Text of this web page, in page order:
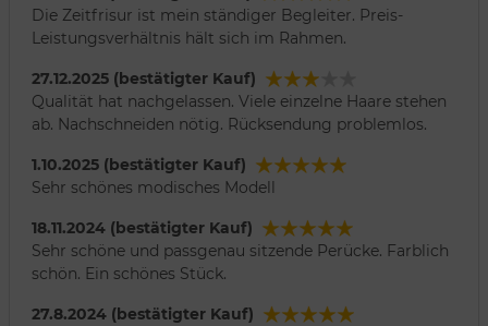
Die Zeitfrisur ist mein ständiger Begleiter. Preis-
Leistungsverhältnis hält sich im Rahmen.
27.12.2025 (bestätigter Kauf)
Qualität hat nachgelassen. Viele einzelne Haare stehen
ab. Nachschneiden nötig. Rücksendung problemlos.
1.10.2025 (bestätigter Kauf)
Sehr schönes modisches Modell
18.11.2024 (bestätigter Kauf)
Sehr schöne und passgenau sitzende Perücke. Farblich
schön. Ein schönes Stück.
27.8.2024 (bestätigter Kauf)